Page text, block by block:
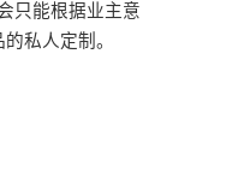
只能根据业主意
私人定制。